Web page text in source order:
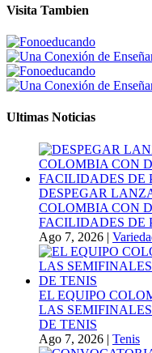
Visita Tambien
Ultimas Noticias
DESPEGAR
COLOMBIA CON
FACILIDADES DE
Ago 7, 2026 |
EL EQUIPO
LAS
DE TENIS
Ago 7, 2026 | Tenis